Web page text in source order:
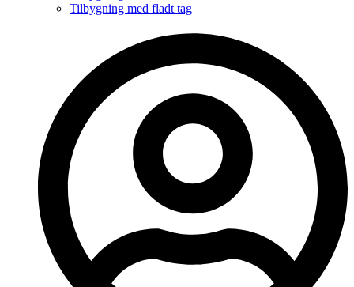
Tilbygning med fladt tag